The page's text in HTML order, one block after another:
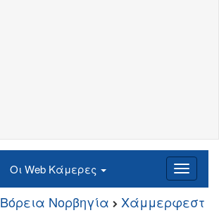
Οι Web Κάμερες
Βόρεια Νορβηγία Χάμμερφεστ